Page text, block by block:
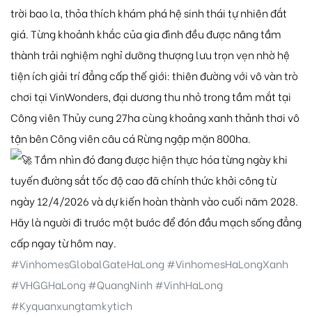
trời bao la, thỏa thích khám phá hệ sinh thái tự nhiên đắt
giá. Từng khoảnh khắc của gia đình đều được nâng tầm
thành trải nghiệm nghỉ dưỡng thượng lưu trọn vẹn nhờ hệ
tiện ích giải trí đẳng cấp thế giới: thiên đường với vô vàn trò
chơi tại VinWonders, đại dương thu nhỏ trong tầm mắt tại
Công viên Thủy cung 27ha cùng khoảng xanh thảnh thơi vô
tận bên Công viên câu cá Rừng ngập mặn 800ha.
Tầm nhìn đó đang được hiện thực hóa từng ngày khi
tuyến đường sắt tốc độ cao đã chính thức khởi công từ
ngày 12/4/2026 và dự kiến hoàn thành vào cuối năm 2028.
Hãy là người đi trước một bước để đón đầu mạch sống đẳng
cấp ngay từ hôm nay.
#VinhomesGlobalGateHaLong #VinhomesHaLongXanh
#VHGGHaLong #QuangNinh #VinhHaLong
#Kyquanxungtamkytich